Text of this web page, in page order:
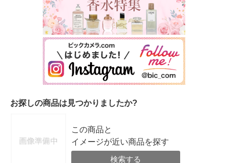
お探しの商品は見つかりましたか?
この商品と
イメージが近い商品を探す
検索する